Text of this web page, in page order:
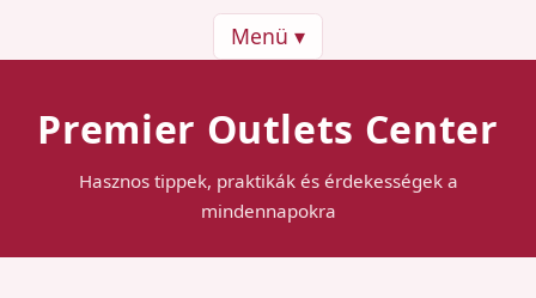
Menü ▾
Premier Outlets Center
Hasznos tippek, praktikák és érdekességek a
mindennapokra